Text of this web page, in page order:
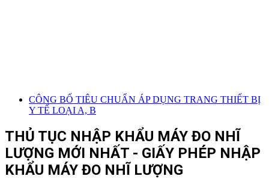
CÔNG BỐ TIÊU CHUẨN ÁP DỤNG TRANG THIẾT BỊ
Y TẾ LOẠI A, B
THỦ TỤC NHẬP KHẨU MÁY ĐO NHĨ
LƯỢNG MỚI NHẤT - GIẤY PHÉP NHẬP
KHẨU MÁY ĐO NHĨ LƯỢNG